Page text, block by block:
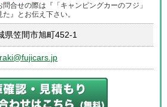
合せの際は『「キャンピングカーのフジ」
た』とお伝え下さい。
県笠間市旭町452-1